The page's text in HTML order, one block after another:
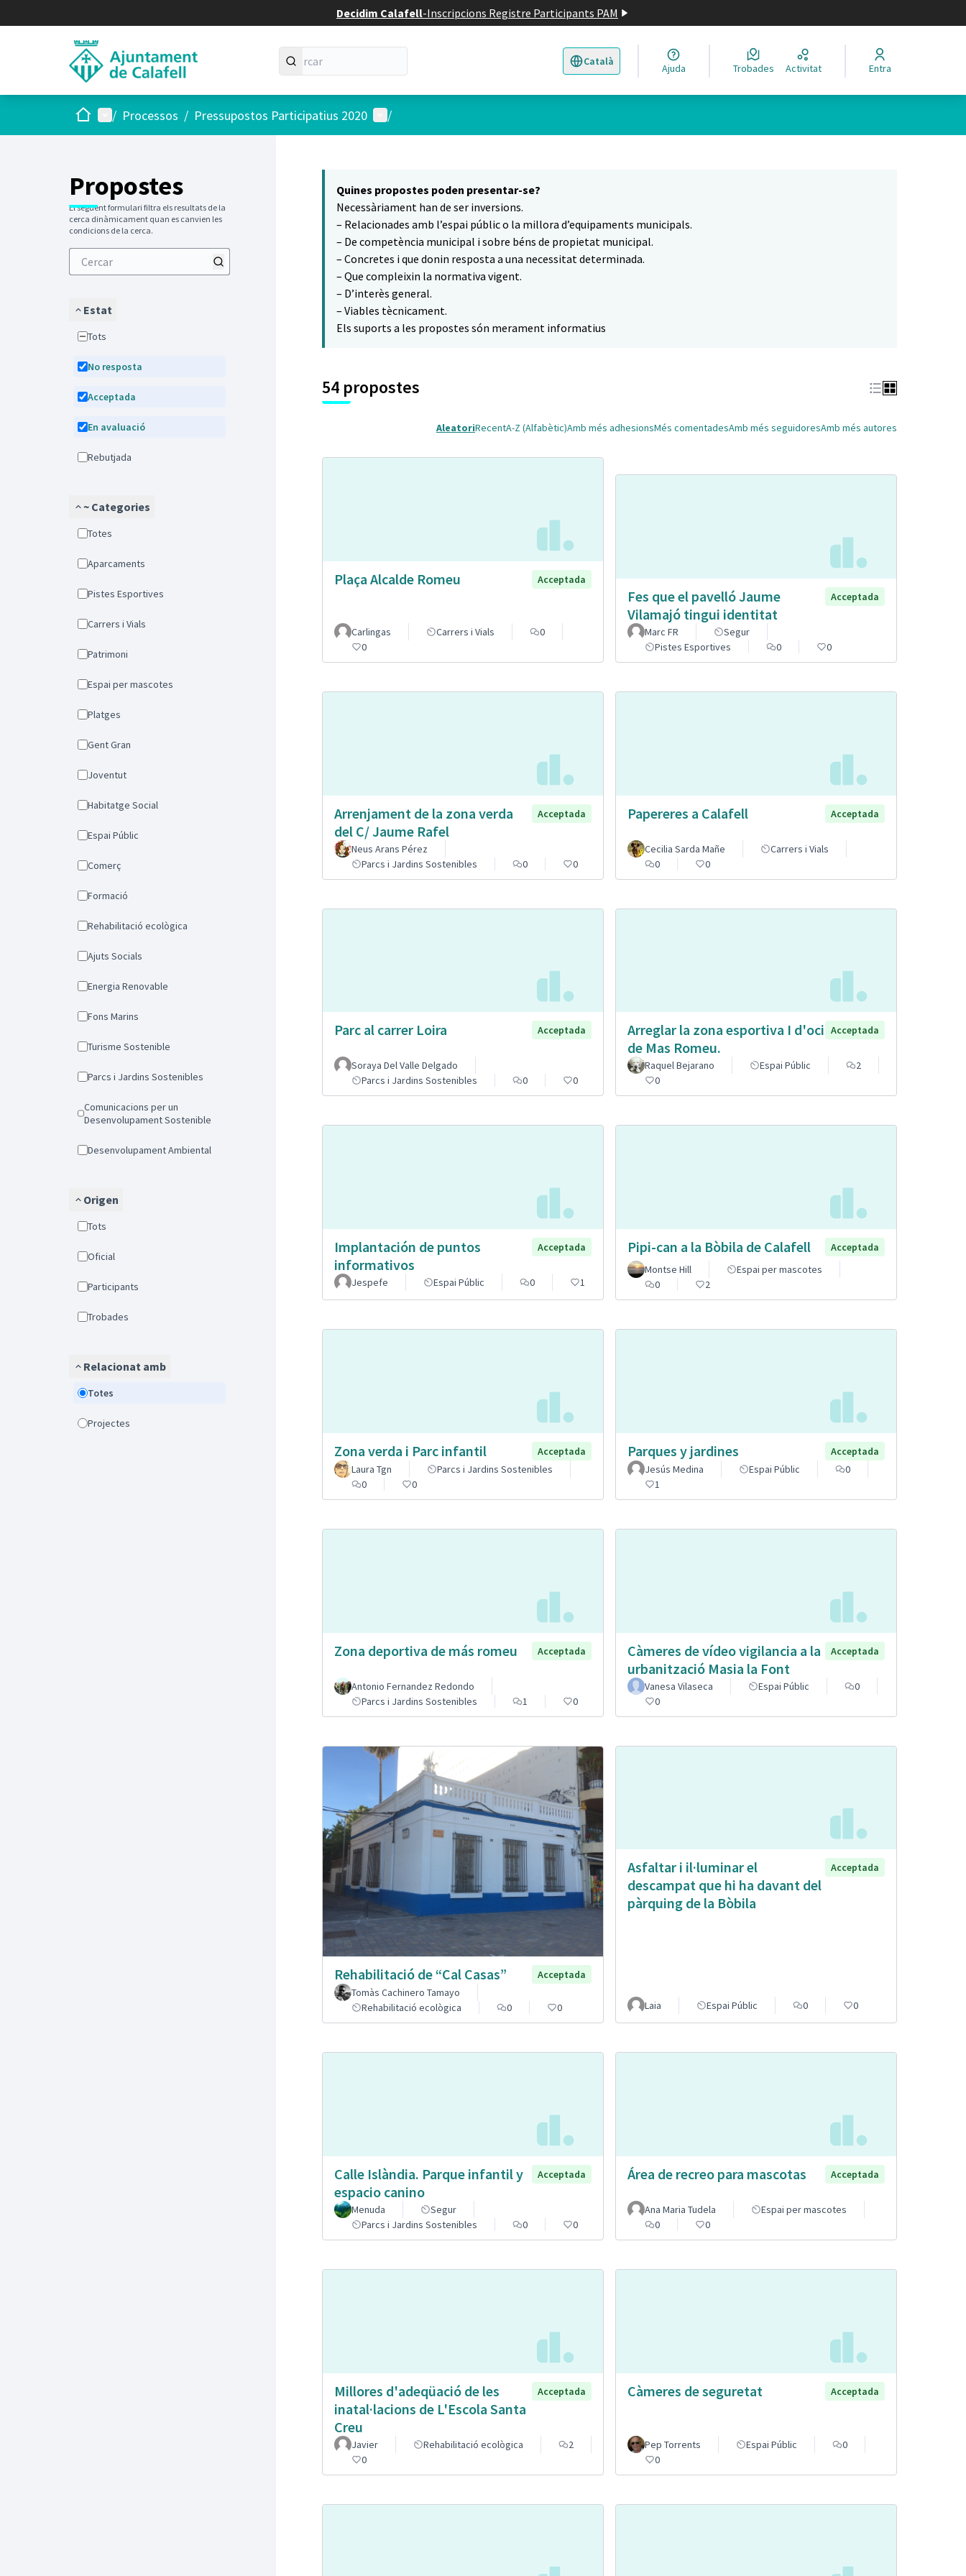
Decidim Calafell-Inscripcions Registre Participants PAM
Català
Triar la llengua Elegir el idioma
Ajuda Trobades Activitat Entra
Inici Menú principal
/ Processos / Pressupostos Participatius 2020 Menú d'usuari
/
Propostes
El següent formulari filtra els resultats de la
cerca dinàmicament quan es canvien les
condicions de la cerca.
Estat
Tots
No resposta
Acceptada
En avaluació
Rebutjada
~ Categories
Totes
Aparcaments
Pistes Esportives
Carrers i Vials
Patrimoni
Espai per mascotes
Platges
Gent Gran
Joventut
Habitatge Social
Espai Públic
Comerç
Formació
Rehabilitació ecològica
Ajuts Socials
Energia Renovable
Fons Marins
Turisme Sostenible
Parcs i Jardins Sostenibles
Comunicacions per un
Desenvolupament Sostenible
Desenvolupament Ambiental
Origen
Tots
Oficial
Participants
Trobades
Relacionat amb
Totes
Projectes
6
Quines propostes poden presentar-se?
Necessàriament han de ser inversions.
– Relacionades amb l’espai públic o la millora d’equipaments municipals.
– De competència municipal i sobre béns de propietat municipal.
– Concretes i que donin resposta a una necessitat determinada.
– Que compleixin la normativa vigent.
– D’interès general.
– Viables tècnicament.
Els suports a les propostes són merament informatius
54 propostes
AleatoriRecentA-Z (Alfabètic)Amb més adhesionsMés comentadesAmb més seguidoresAmb més autores
Plaça Alcalde Romeu Acceptada
Carlingas Carrers i Vials
0
0
Fes que el pavelló Jaume
Vilamajó tingui identitat
Acceptada
Marc FR
Segur
Pistes Esportives
0 0
Arrenjament de la zona verda
del C/ Jaume Rafel
Acceptada
Neus Arans Pérez
Parcs i Jardins Sostenibles
0 0
Papereres a Calafell Acceptada
Cecilia Sarda Mañe
Carrers i Vials
0
0
Parc al carrer Loira Acceptada
Soraya Del Valle Delgado
Parcs i Jardins Sostenibles
0 0
Arreglar la zona esportiva I d'oci
de Mas Romeu.
Acceptada
Raquel Bejarano Espai Públic
2
0
Implantación de puntos
informativos
Acceptada
Jespefe Espai Públic 0 1
Pipi-can a la Bòbila de Calafell
Acceptada
Montse Hill
Espai per mascotes
0
2
Zona verda i Parc infantil
Acceptada
Laura Tgn
Parcs i Jardins Sostenibles
0
0
Parques y jardines
Acceptada
Jesús Medina
Espai Públic
0
1
Zona deportiva de más romeu Acceptada
Antonio Fernandez Redondo
Parcs i Jardins Sostenibles
1 0
Càmeres de vídeo vigilancia a la
urbanització Masia la Font
Acceptada
Vanesa Vilaseca Espai Públic
0
0
Rehabilitació de “Cal Casas”
Acceptada
Tomàs Cachinero Tamayo
Rehabilitació ecològica
0 0
Asfaltar i il·luminar el
descampat que hi ha davant del
pàrquing de la Bòbila
Acceptada
Laia Espai Públic 0 0
Calle Islàndia. Parque infantil y
espacio canino
Acceptada
Menuda
Segur
Parcs i Jardins Sostenibles
0 0
Área de recreo para mascotas Acceptada
Ana Maria Tudela
Espai per mascotes
0
0
Millores d'adeqüació de les
inatal·lacions de L'Escola Santa
Creu
Acceptada
Javier Rehabilitació ecològica
2
0
Càmeres de seguretat Acceptada
Pep Torrents Espai Públic
0
0